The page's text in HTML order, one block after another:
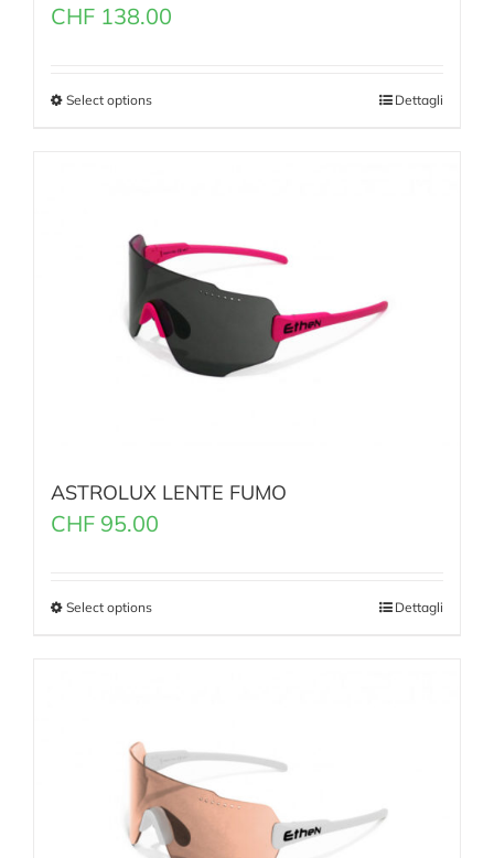
CHF 138.00
Select options Dettagli
ASTROLUX LENTE FUMO
CHF 95.00
Select options Dettagli